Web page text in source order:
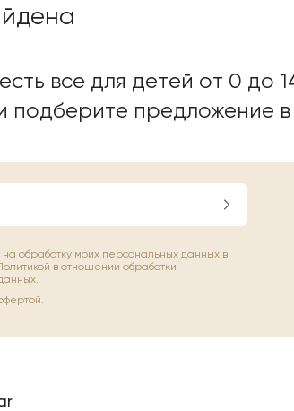
все для детей от 0 до
подберите предложение
на обработку моих персональных данных в
в отношении обработки
.